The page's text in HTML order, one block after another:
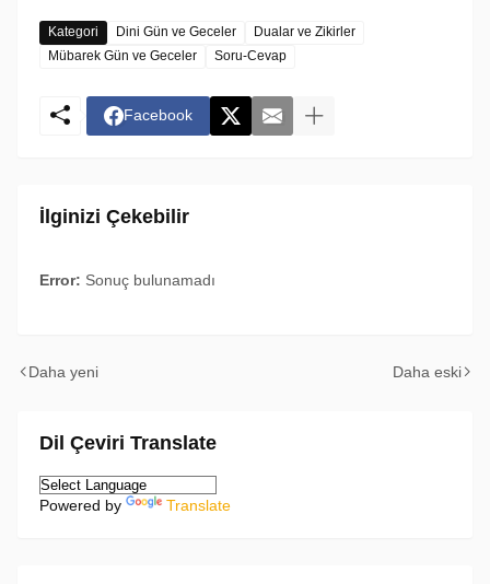
Kategori Dini Gün ve Geceler
Dualar ve Zikirler
Mübarek Gün ve Geceler
Soru-Cevap
Facebook
İlginizi Çekebilir
Error: Sonuç bulunamadı
Daha yeni Daha eski
Dil Çeviri Translate
Powered by Translate